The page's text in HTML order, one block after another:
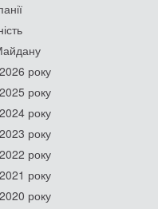
року
року
року
року
року
року
року